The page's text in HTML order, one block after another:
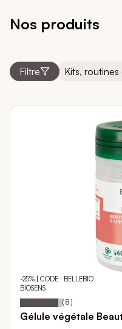
Nos produits
Filtre Kits,
-25% | CODE : BELLEBIO
BIOSENS
Notation: 90%
( 8 )
Gélule végétale